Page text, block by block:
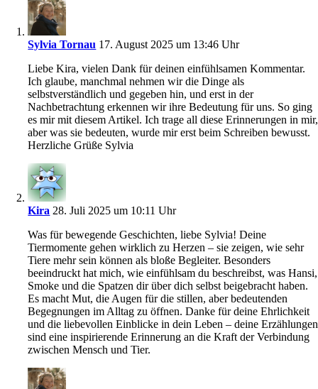
Sylvia Tornau 17. August 2025 um 13:46 Uhr
Liebe Kira, vielen Dank für deinen einfühlsamen Kommentar.
Ich glaube, manchmal nehmen wir die Dinge als
selbstverständlich und gegeben hin, und erst in der
Nachbetrachtung erkennen wir ihre Bedeutung für uns. So ging
es mir mit diesem Artikel. Ich trage all diese Erinnerungen in mir,
aber was sie bedeuten, wurde mir erst beim Schreiben bewusst.
Herzliche Grüße Sylvia
Kira 28. Juli 2025 um 10:11 Uhr
Was für bewegende Geschichten, liebe Sylvia! Deine
Tiermomente gehen wirklich zu Herzen – sie zeigen, wie sehr
Tiere mehr sein können als bloße Begleiter. Besonders
beeindruckt hat mich, wie einfühlsam du beschreibst, was Hansi,
Smoke und die Spatzen dir über dich selbst beigebracht haben.
Es macht Mut, die Augen für die stillen, aber bedeutenden
Begegnungen im Alltag zu öffnen. Danke für deine Ehrlichkeit
und die liebevollen Einblicke in dein Leben – deine Erzählungen
sind eine inspirierende Erinnerung an die Kraft der Verbindung
zwischen Mensch und Tier.